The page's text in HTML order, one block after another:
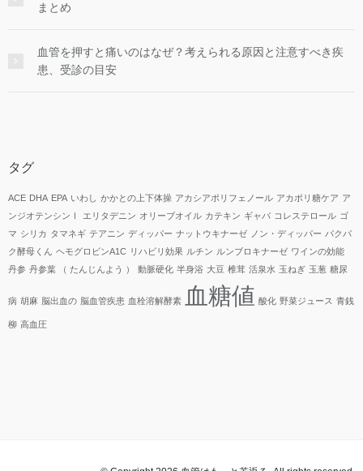
まとめ
血管を押すと痛いのはなぜ？考えられる原因と注意すべき疾
患、受診の目安
タグ
ACE DHA EPA いわし かかとの上下体操 アカシアポリフェノール アカポリ糖ケア ア
ンジオテンシンⅠ
エリタデニン オリーブオイル カテキン ギャバ コレステロール ゴ
マ シリカ タマネギ テアニン ディッパー ナットウキナーゼ ノン・ディッパー パクパ
ク酵母くん ヘモグロビンA1C リハビリ効果 ルチン ルンブロキナーゼ ワインの効能
丹参 丹参葉 （ たんじんよう ） 動脈硬化 半身浴 大豆 椎茸 活泉水 玉ねぎ 玉葱 糖尿
病 胡麻 脳出血の 脳血管疾患 血栓溶解酵素 血糖値 酸化 野菜ジュース 青銭
柳 高血圧